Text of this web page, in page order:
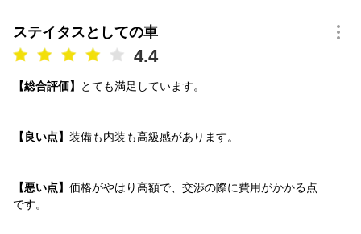
ステイタスとしての車
4.4
【総合評価】 とても満足しています。
【良い点】 装備も内装も高級感があります。
【悪い点】 価格がやはり高額で、交渉の際に費用がかかる点
です。